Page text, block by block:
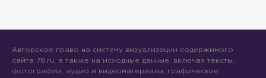
Авторское право на систему визуализации содержимого
сайта 78.ru, а также на исходные данные, включая тексты,
фотографии, аудио и видеоматериалы, графические